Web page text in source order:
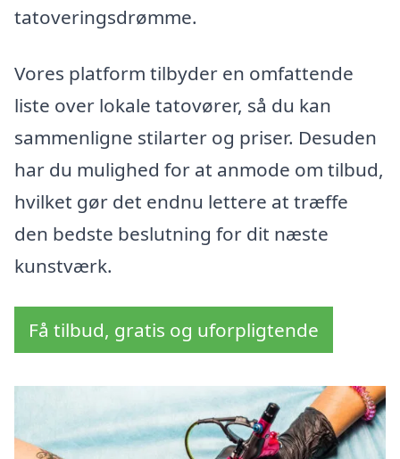
tatoveringsdrømme.
Vores platform tilbyder en omfattende
liste over lokale tatovører, så du kan
sammenligne stilarter og priser. Desuden
har du mulighed for at anmode om tilbud,
hvilket gør det endnu lettere at træffe
den bedste beslutning for dit næste
kunstværk.
Få tilbud, gratis og uforpligtende